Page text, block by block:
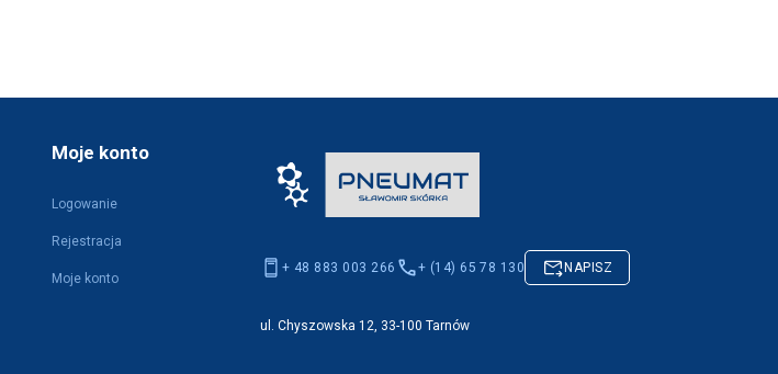
Moje konto
Logowanie
Rejestracja
Moje konto
+ 48 883 003 266 + (14) 65 78 130 NAPISZ
ul. Chyszowska 12, 33-100 Tarnów